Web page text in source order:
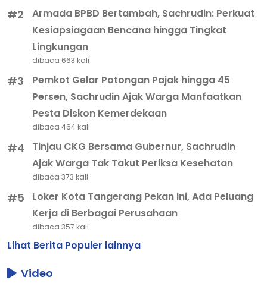
#2
Armada BPBD Bertambah, Sachrudin: Perkuat
Kesiapsiagaan Bencana hingga Tingkat
Lingkungan
dibaca 663 kali
#3
Pemkot Gelar Potongan Pajak hingga 45
Persen, Sachrudin Ajak Warga Manfaatkan
Pesta Diskon Kemerdekaan
dibaca 464 kali
#4
Tinjau CKG Bersama Gubernur, Sachrudin
Ajak Warga Tak Takut Periksa Kesehatan
dibaca 373 kali
#5
Loker Kota Tangerang Pekan Ini, Ada Peluang
Kerja di Berbagai Perusahaan
dibaca 357 kali
Lihat Berita Populer lainnya
Video